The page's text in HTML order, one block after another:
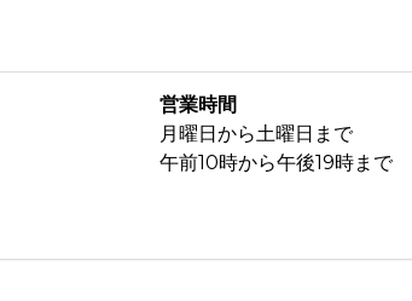
営業時間
月曜日から土曜日まで
午前10時から午後19時まで